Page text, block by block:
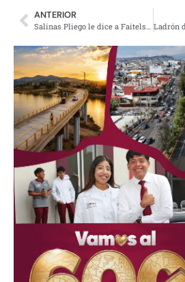
ANTERIOR
Salinas Pliego le dice a Faitelson mentiroso y amenaza con demandarlo